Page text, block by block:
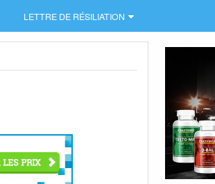
LETTRE DE RÉSILIATION